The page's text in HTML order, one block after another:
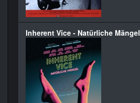
Inherent Vice - Natürliche Mängel